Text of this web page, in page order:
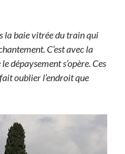
la baie vitrée du train qui
C’est avec la
dépaysement s’opère. Ces
oublier l’endroit que